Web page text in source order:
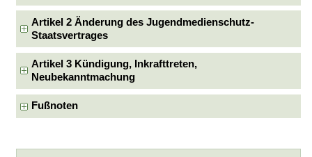
Artikel 2 Änderung des Jugendmedienschutz-
Staatsvertrages
Artikel 3 Kündigung, Inkrafttreten,
Neubekanntmachung
Fußnoten